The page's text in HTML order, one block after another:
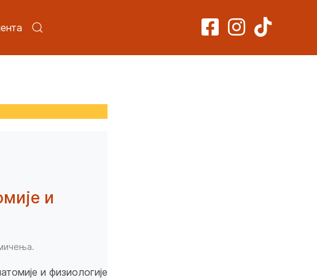
и
.
и физиологије